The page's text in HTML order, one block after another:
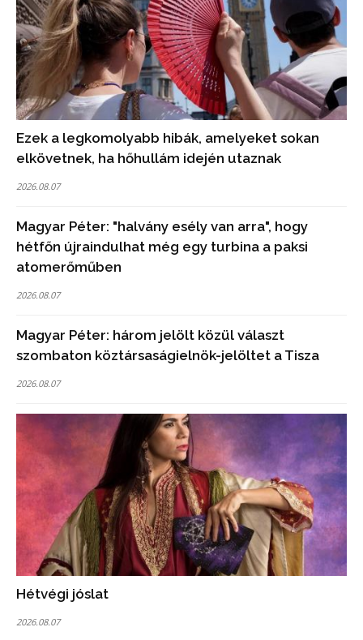
Ezek a legkomolyabb hibák, amelyeket sokan
elkövetnek, ha hőhullám idején utaznak
2026.08.07
Magyar Péter: "halvány esély van arra", hogy
hétfőn újraindulhat még egy turbina a paksi
atomerőműben
2026.08.07
Magyar Péter: három jelölt közül választ
szombaton köztársaságielnök-jelöltet a Tisza
2026.08.07
Hétvégi jóslat
2026.08.07